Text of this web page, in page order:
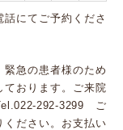
にてご予約くださ
急の患者様のため
おります。ご来院
292-3299 ご
ださい。お支払い